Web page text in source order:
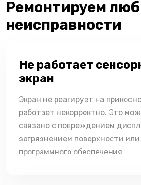
Ремонтируем
неисправности
Не работает
экран
Экран не реагирует на
работает некорректно. Это
связано с повреждением
загрязнением поверхности
программного обеспечения.